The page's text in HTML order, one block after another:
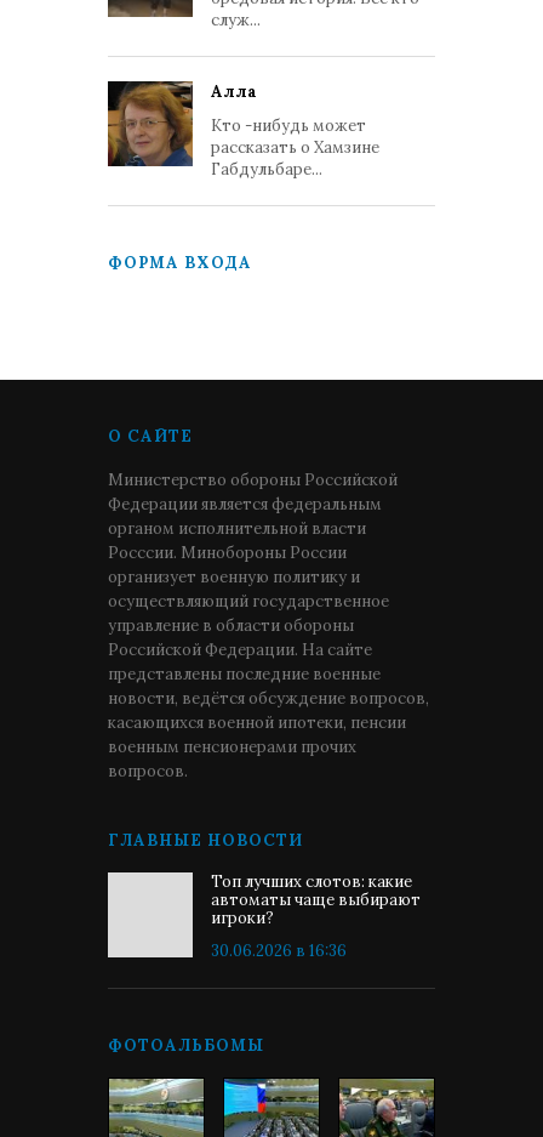
служ...
Алла
Кто -нибудь может
рассказать о Хамзине
Габдульбаре...
ФОРМА ВХОДА
О САЙТЕ
Министерство обороны Российской
Федерации является федеральным
органом исполнительной власти
Росссии. Минобороны России
организует военную политику и
осуществляющий государственное
управление в области обороны
Российской Федерации. На сайте
представлены последние военные
новости, ведётся обсуждение вопросов,
касающихся военной ипотеки, пенсии
военным пенсионерами прочих
вопросов.
ГЛАВНЫЕ НОВОСТИ
Топ лучших слотов: какие
автоматы чаще выбирают
игроки?
30.06.2026 в 16:36
ФОТОАЛЬБОМЫ